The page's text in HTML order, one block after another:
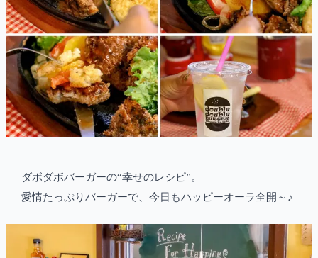
ダボダボバーガーの“幸せのレシピ”。
愛情たっぷりバーガーで、今日もハッピーオーラ全開～♪